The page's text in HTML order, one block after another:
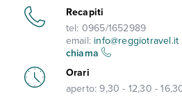
Recapiti
tel: 0965/1652989
email: info@reggiotravel.it
chiama
Orari
aperto:9,30 - 12,30 -